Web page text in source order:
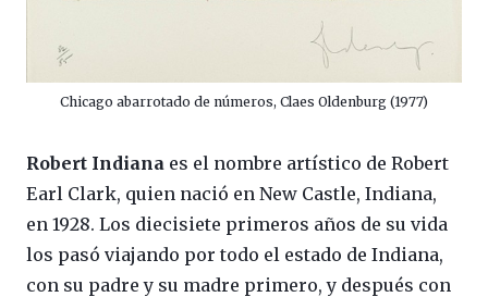
Chicago abarrotado de números, Claes Oldenburg (1977)
Robert Indiana es el nombre artístico de Robert
Earl Clark, quien nació en New Castle, Indiana,
en 1928. Los diecisiete primeros años de su vida
los pasó viajando por todo el estado de Indiana,
con su padre y su madre primero, y después con